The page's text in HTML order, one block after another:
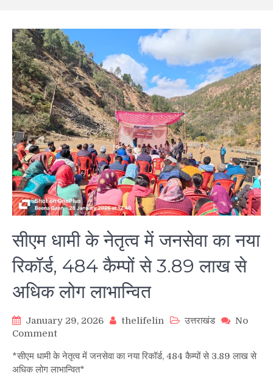
सीएम धामी के नेतृत्व में जनसेवा का नया
रिकॉर्ड, 484 कैम्पों से 3.89 लाख से
अधिक लोग लाभान्वित
January 29, 2026 thelifelin उत्तराखंड
No
Commenton
धामी
के
*सीएम धामी के नेतृत्व में जनसेवा का नया रिकॉर्ड, 484 कैम्पों से 3.89 लाख से
अधिक लोग लाभान्वित*